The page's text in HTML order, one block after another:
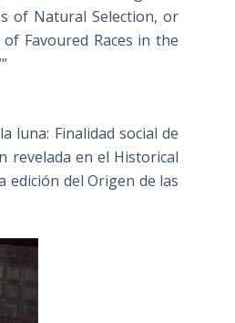
of Natural Selection, or
Favoured Races in the
luna: Finalidad social de
revelada en el Historical
edición del Origen de las